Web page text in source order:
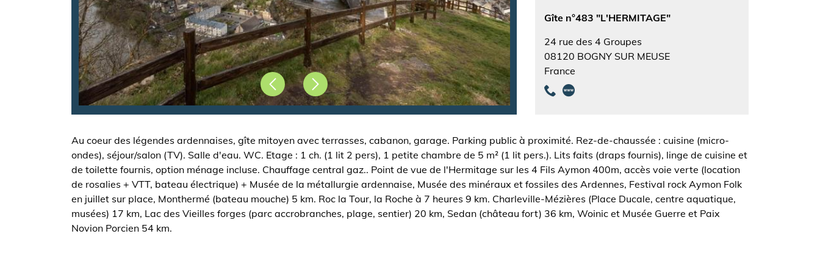
PrécédentSuivant
Gîte n°483 "L'HERMITAGE"
24 rue des 4 Groupes
08120 BOGNY SUR MEUSE
France
Au coeur des légendes ardennaises, gîte mitoyen avec terrasses, cabanon, garage. Parking public à proximité. Rez-de-chaussée : cuisine (micro-
ondes), séjour/salon (TV). Salle d'eau. WC. Etage : 1 ch. (1 lit 2 pers), 1 petite chambre de 5 m² (1 lit pers.). Lits faits (draps fournis), linge de cuisine et
de toilette fournis, option ménage incluse. Chauffage central gaz.. Point de vue de l'Hermitage sur les 4 Fils Aymon 400m, accès voie verte (location
de rosalies + VTT, bateau électrique) + Musée de la métallurgie ardennaise, Musée des minéraux et fossiles des Ardennes, Festival rock Aymon Folk
en juillet sur place, Monthermé (bateau mouche) 5 km. Roc la Tour, la Roche à 7 heures 9 km. Charleville-Mézières (Place Ducale, centre aquatique,
musées) 17 km, Lac des Vieilles forges (parc accrobranches, plage, sentier) 20 km, Sedan (château fort) 36 km, Woinic et Musée Guerre et Paix
Novion Porcien 54 km.